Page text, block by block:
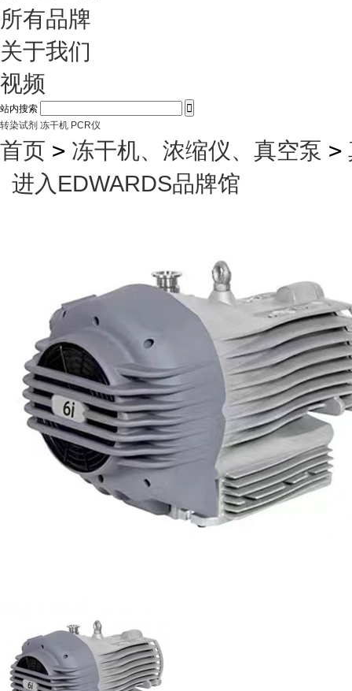
所有品牌
关于我们
视频
站内搜索 
转染试剂 冻干机 PCR仪
首页 > 冻干机、浓缩仪、真空泵 >
进入EDWARDS品牌馆